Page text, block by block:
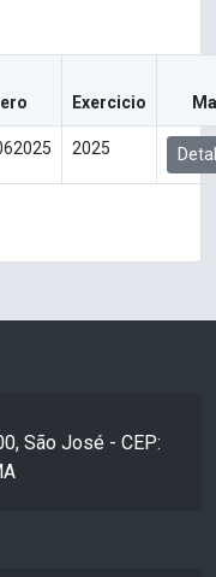
Exercicio
2025
São José - CEP: